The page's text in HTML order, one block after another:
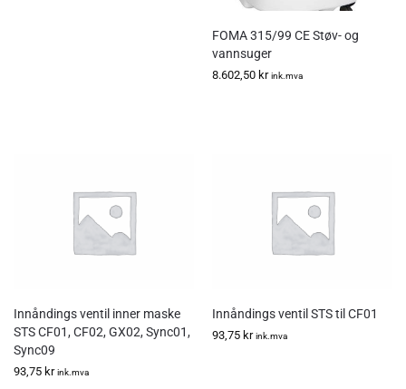
FOMA 315/99 CE Støv- og
vannsuger
8.602,50 kr ink.mva
Innåndings ventil inner maske
STS CF01, CF02, GX02, Sync01,
Sync09
93,75 kr ink.mva
Innåndings ventil STS til CF01
93,75 kr ink.mva